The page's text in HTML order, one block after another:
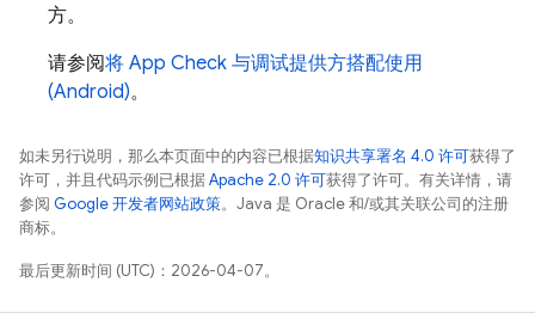
方。
请参阅将 App Check 与调试提供方搭配使用
(Android)。
如未另行说明，那么本页面中的内容已根据知识共享署名 4.0 许可获得了
许可，并且代码示例已根据Apache 2.0 许可获得了许可。有关详情，请
参阅 Google 开发者网站政策。Java 是 Oracle 和/或其关联公司的注册
商标。
最后更新时间 (UTC)：2026-04-07。